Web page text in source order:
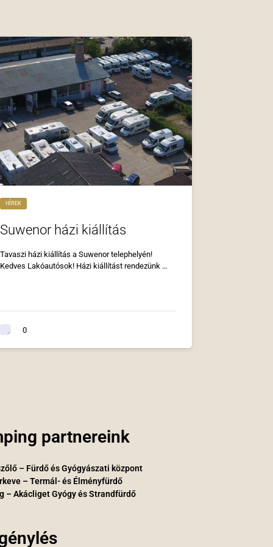
HÍREK
Suwenor házi kiállítás
Tavaszi házi kiállítás a Suwenor telephelyén!
Kedves Lakóautósok! Házi kiállítást rendezünk …
0
partnereink
– Fürdő és Gyógyászati központ
– Termál- és Élményfürdő
– Akácliget Gyógy és Strandfürdő